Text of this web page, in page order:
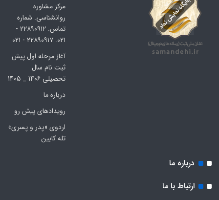
مرکز مشاوره
روانشناسی. شماره
تماس. ۲۲۸۹۰۹۱۲ -
۰۲۱. ۲۲۸۹۰۹۱۷ - ۰۲۱
آغاز مرحله اول پیش
ثبت نام سال
تحصیلی 1406 _ 1405
درباره ما
رویدادهای پیش رو
اردوی «پدر و پسری»
تله کابین
درباره ما
ارتباط با ما